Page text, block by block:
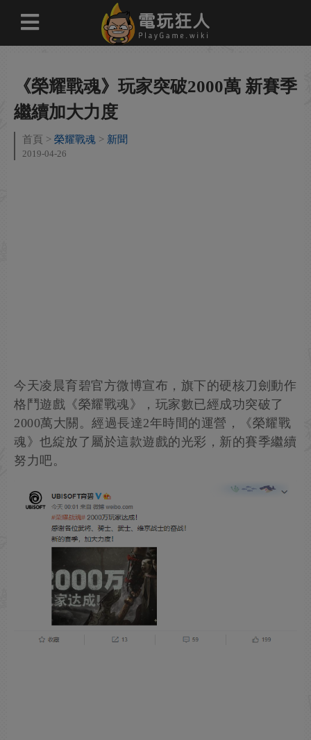
《榮耀戰魂》玩家突破2000萬 新賽季
繼續加大力度
首頁 榮耀戰魂 新聞
2019-04-26
今天凌晨育碧官方微博宣布，旗下的硬核刀劍動作
格鬥遊戲《榮耀戰魂》，玩家數已經成功突破了
2000萬大關。經過長達2年時間的運營，《榮耀戰
魂》也綻放了屬於這款遊戲的光彩，新的賽季繼續
努力吧。